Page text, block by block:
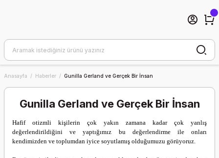
Anasayfa Haberler Gunilla Gerland ve Gerçek Bir İnsan
Gunilla Gerland ve Gerçek Bir İnsan
Hafif otizmli kişilerin çok yakın zamana kadar çok yanlış
değerlendirildiğini ve yaptığımız bu değerlendirme ile onları
kendimizden ve toplumdan iyice soyutlamış olduğumuzu görüyoruz.